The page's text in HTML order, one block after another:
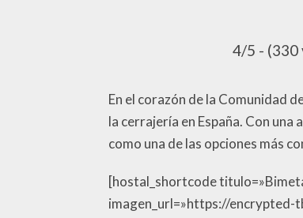
4/5 - (330
En el corazón de la Comunidad
la cerrajería en España. Con
como una de las opciones más
[hostal_shortcode
imagen_url=»https://